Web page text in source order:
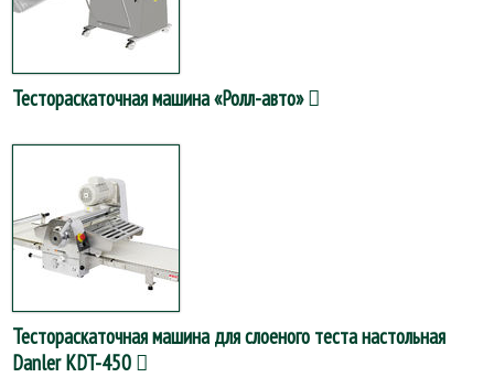
Тестораскаточная машина «Ролл-авто»
Тестораскаточная машина для слоеного теста настольная
Danler KDT-450